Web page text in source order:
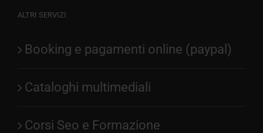
ALTRI SERVIZI
Booking e pagamenti online (paypal)
Cataloghi multimediali
Corsi Seo e Formazione